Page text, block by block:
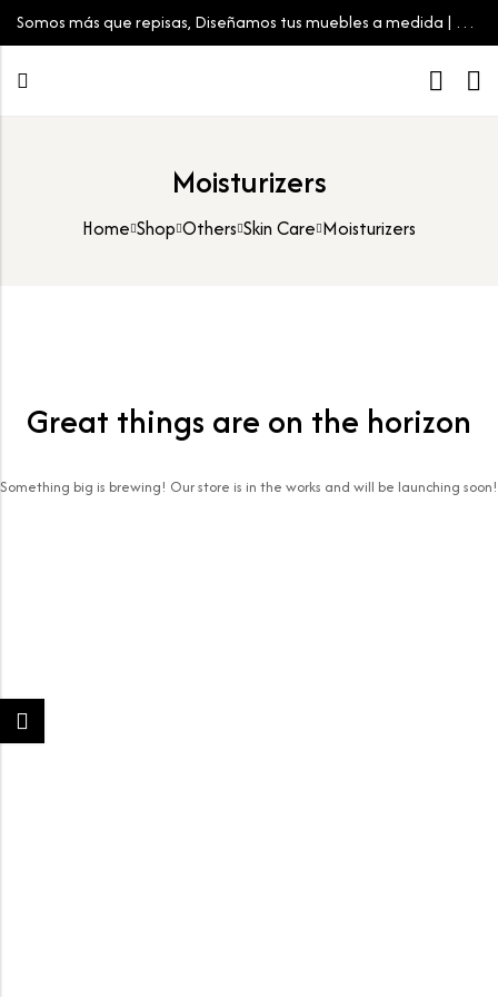
Somos más que repisas, Diseñamos tus muebles a medida | Tu
Moisturizers
Home Shop Others Skin Care Moisturizers
Great things are on the horizon
Something big is brewing! Our store is in the works and will be launching soon!